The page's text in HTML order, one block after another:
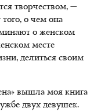
творчеством, —
о чем она
о женском
месте
делиться своим
вышла моя книга
двух девушек.